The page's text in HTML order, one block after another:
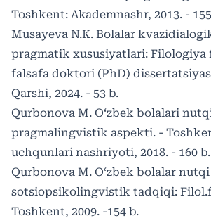
Toshkent: Akademnashr, 2013. -
Musayeva N.K. Bolalar
pragmatik xususiyatlari: Filologiya
falsafa doktori (PhD)
Qarshi, 2024. - 53 b.
Qurbonova M. O‘zbek bolalari
pragmalingvistik aspekti. -
uchqunlari nashriyoti, 2018. - 160 b.
Qurbonova M. O‘zbek bolalar
sotsiopsikolingvistik tadqiqi:
Toshkent, 2009. -154 b.